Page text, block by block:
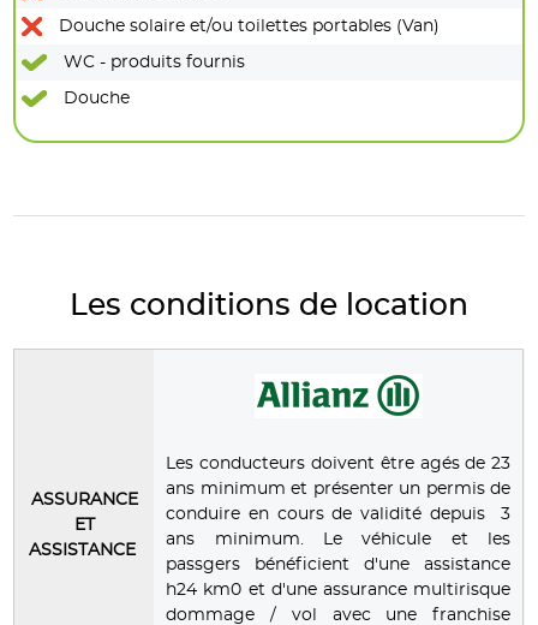
Douche solaire et/ou toilettes portables (Van)
WC - produits fournis
Douche
Les conditions de location
ASSURANCE
ET
ASSISTANCE
Les conducteurs doivent être agés de 23
ans minimum et présenter un permis de
conduire en cours de validité depuis 3
ans minimum. Le véhicule et les
passgers bénéficient d'une assistance
h24 km0 et d'une assurance multirisque
dommage / vol avec une franchise